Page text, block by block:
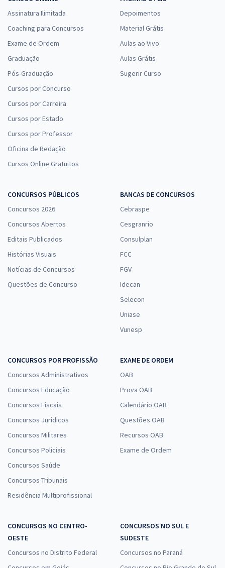
Assinatura Ilimitada
Coaching para Concursos
Exame de Ordem
Graduação
Pós-Graduação
Cursos por Concurso
Cursos por Carreira
Cursos por Estado
Cursos por Professor
Oficina de Redação
Cursos Online Gratuitos
Depoimentos
Material Grátis
Aulas ao Vivo
Aulas Grátis
Sugerir Curso
CONCURSOS PÚBLICOS
Concursos 2026
Concursos Abertos
Editais Publicados
Histórias Visuais
Notícias de Concursos
Questões de Concurso
BANCAS DE CONCURSOS
Cebraspe
Cesgranrio
Consulplan
FCC
FGV
Idecan
Selecon
Uniase
Vunesp
CONCURSOS POR PROFISSÃO
Concursos Administrativos
Concursos Educação
Concursos Fiscais
Concursos Jurídicos
Concursos Militares
Concursos Policiais
Concursos Saúde
Concursos Tribunais
Residência Multiprofissional
EXAME DE ORDEM
OAB
Prova OAB
Calendário OAB
Questões OAB
Recursos OAB
Exame de Ordem
CONCURSOS NO CENTRO-
OESTE
Concursos no Distrito Federal
CONCURSOS NO SUL E
SUDESTE
Concursos no Paraná